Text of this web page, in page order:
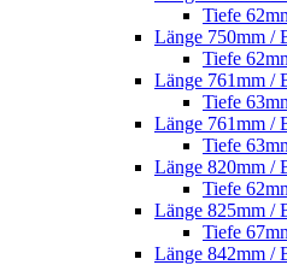
Tiefe
Länge 750mm /
Tiefe
Länge 761mm /
Tiefe
Länge 761mm /
Tiefe
Länge 820mm /
Tiefe
Länge 825mm /
Tiefe
Länge 842mm /